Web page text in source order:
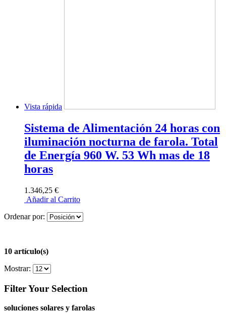
Vista rápida
Sistema de Alimentación 24 horas con
iluminación nocturna de farola. Total
de Energía 960 W. 53 Wh mas de 18
horas
1.346,25 €
Añadir al Carrito
Ordenar por:
10 artículo(s)
Mostrar:
Filter Your Selection
soluciones solares y farolas